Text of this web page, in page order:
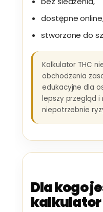
dostępne
stworzone do
Kalkulator THC
obchodzenia
edukacyjne dla
lepszy przegląd i
niepotrzebnie
Dla kogo
kalkulator